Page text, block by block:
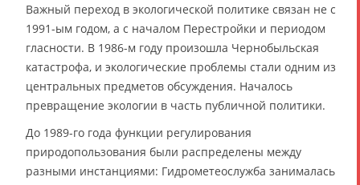
Важный переход в экологической политике связан не с
1991-ым годом, а с началом Перестройки и периодом
гласности. В 1986-м году произошла Чернобыльская
катастрофа, и экологические проблемы стали одним из
центральных предметов обсуждения. Началось
превращение экологии в часть публичной политики.
До 1989-го года функции регулирования
природопользования были распределены между
разными инстанциями: Гидрометеослужба занималась